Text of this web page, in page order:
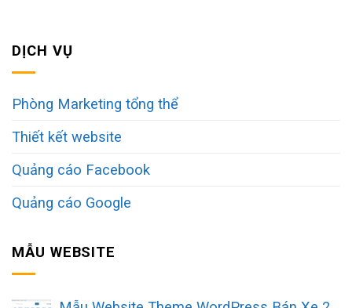
DỊCH VỤ
Phòng Marketing tổng thể
Thiết kết website
Quảng cáo Facebook
Quảng cáo Google
MẪU WEBSITE